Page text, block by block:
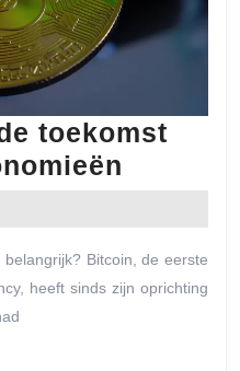
toekomst
rol
in
de
Bitcoin, de eerste
heeft sinds zijn oprichting